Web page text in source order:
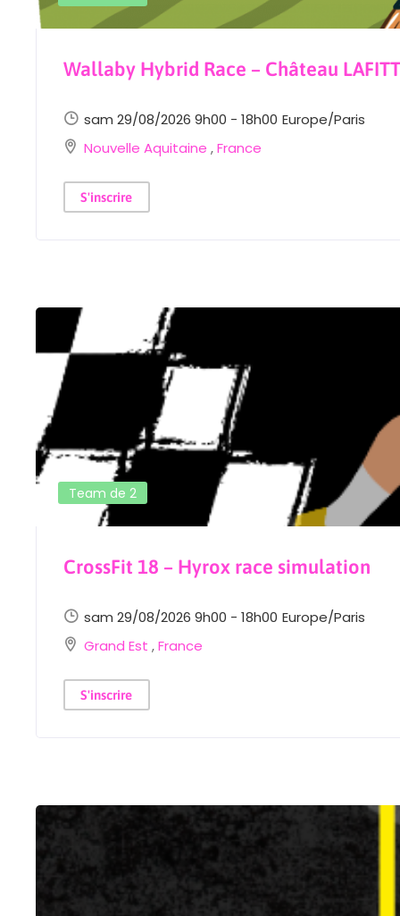
Wallaby Hybrid Race – Château
sam 29/08/2026 9h00 - 18h00 Europe/Paris
Nouvelle Aquitaine ,France
S'inscrire
Team de 2
CrossFit 18 – Hyrox race simulation
sam 29/08/2026 9h00 - 18h00 Europe/Paris
Grand Est ,France
S'inscrire